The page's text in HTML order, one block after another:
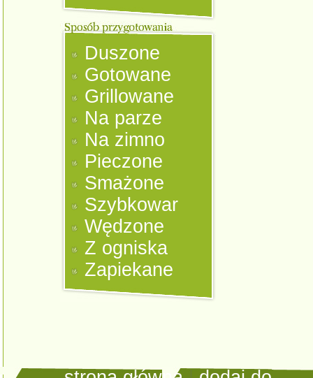
Duszone
Gotowane
Grillowane
Na parze
Na zimno
Pieczone
Smażone
Szybkowar
Wędzone
Z ogniska
Zapiekane